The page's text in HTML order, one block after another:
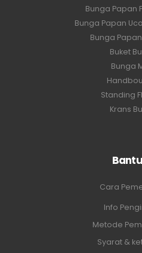
Bunga Papan
Bunga Papan
Bunga
Buket
Bunga
Standing
Krans
Cara
Info
Metode
Syarat &